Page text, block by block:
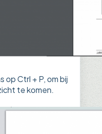
op Ctrl + P, om bij
te komen.